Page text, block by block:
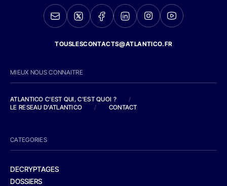
TOUSLESCONTACTS@ATLANTICO.FR
MIEUX NOUS CONNAITRE
ATLANTICO C'EST QUI, C'EST QUOI ?
/
LE RESEAU D'ATLANTICO
/ CONTACT
CATEGORIES
DECRYPTAGES
DOSSIERS